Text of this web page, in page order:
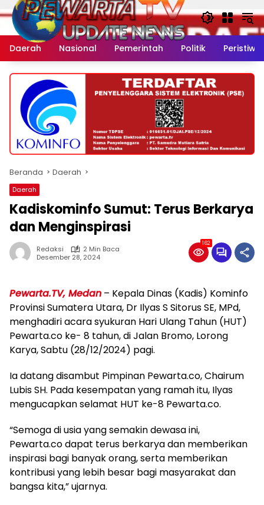
Langsung
ke
konten
Daerah
Nasional Pemerintah Politik Peristiwa
Beranda Daerah
Daerah
Kadiskominfo Sumut: Terus Berkarya
dan Menginspirasi
Redaksi
2 Min Baca
Desember 28, 2024
162
Pewarta.TV, Medan – Kepala Dinas (Kadis) Kominfo
Provinsi Sumatera Utara, Dr Ilyas S Sitorus SE, MPd,
menghadiri acara syukuran Hari Ulang Tahun (HUT)
Pewarta.co ke- 8 tahun, di Jalan Bromo, Lorong
Karya, Sabtu (28/12/2024) pagi.
Ia datang disambut Pimpinan Pewarta.co, Chairum
Lubis SH. Pada kesempatan yang ramah itu, Ilyas
mengucapkan selamat HUT ke-8 Pewarta.co.
“Semoga di usia yang semakin dewasa ini,
Pewarta.co dapat terus berkarya dan memberikan
inspirasi bagi banyak orang, serta memberikan
kontribusi yang lebih besar bagi masyarakat dan
bangsa kita,” ujarnya.